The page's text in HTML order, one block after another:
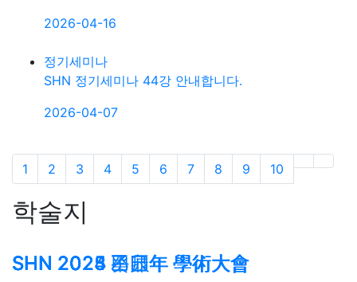
2026-04-16
정기세미나
SHN 정기세미나 44강 안내합니다.
2026-04-07
1 2 3 4 5 6 7 8 9 10 » Last
학술지
SHN 2025 乙巳年 學術大會
SHN 2024 甲辰年 學術大會
SHN 2023 癸卯年 學術大會
SHN 2025 乙巳年 學術大會
SHN 2023 癸卯年 學術大會
SHN 2025 乙巳年 學術大會
SHN 2023 癸卯年 學術大會